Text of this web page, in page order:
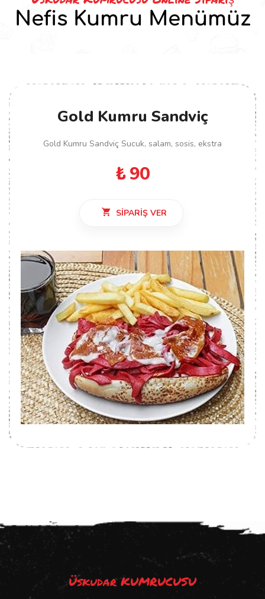
Nefis Kumru Menümüz
Gold Kumru Sandviç
Gold Kumru Sandviç Sucuk, salam, sosis, ekstra
₺ 90
SIPARIŞ VER
Üskudar KUMRUCUSU